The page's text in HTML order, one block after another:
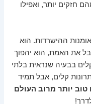
חזקים יותר, ואפילו
ההישרדות. הוא
את האמת, הוא יהפוך
בבעיה שנראית בלתי
קלים, אבל תמיד
טוב יותר מרוב העולם